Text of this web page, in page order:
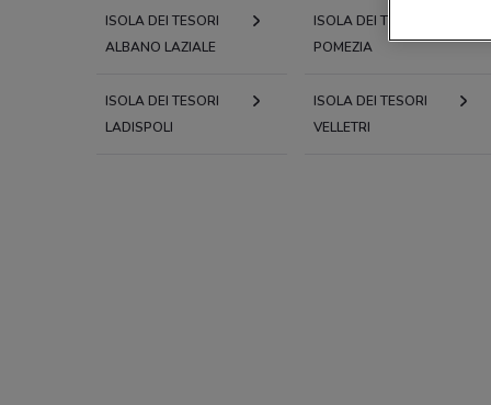
ISOLA DEI TESORI
ALBANO LAZIALE
ISOLA DEI TESORI
POMEZIA
ISOLA DEI TESORI
LADISPOLI
ISOLA DEI TESORI
VELLETRI